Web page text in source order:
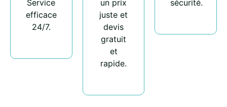
Service
efficace
24/7.
un prix
juste et
devis
gratuit
et
rapide.
sécurité.